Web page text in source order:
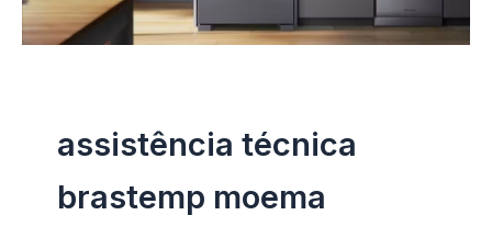
assistência técnica
brastemp moema